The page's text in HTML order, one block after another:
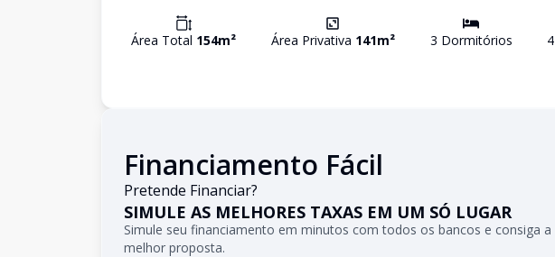
Área Total 154m² Área Privativa 141m² 3 Dormitórios 4
Financiamento Fácil
Pretende Financiar?
SIMULE AS MELHORES TAXAS EM UM SÓ LUGAR
Simule seu financiamento em minutos com todos os bancos e consiga a
melhor proposta.